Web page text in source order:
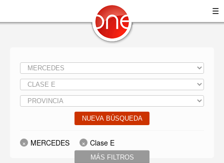
☰
NUEVA BÚSQUEDA
MÁS FILTROS
MERCEDES Clase E